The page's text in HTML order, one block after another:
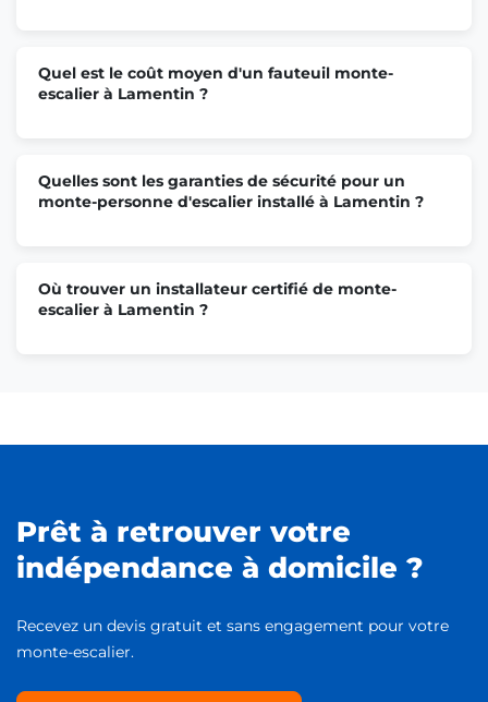
Quel est le coût moyen d'un fauteuil monte-
escalier à Lamentin ?
Quelles sont les garanties de sécurité pour un
monte-personne d'escalier installé à Lamentin ?
Où trouver un installateur certifié de monte-
escalier à Lamentin ?
Prêt à retrouver votre
indépendance à domicile ?
Recevez un devis gratuit et sans engagement pour votre
monte-escalier.